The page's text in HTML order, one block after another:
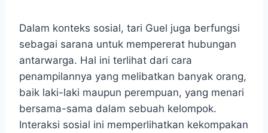
Dalam konteks sosial, tari Guel juga berfungsi
sebagai sarana untuk mempererat hubungan
antarwarga. Hal ini terlihat dari cara
penampilannya yang melibatkan banyak orang,
baik laki-laki maupun perempuan, yang menari
bersama-sama dalam sebuah kelompok.
Interaksi sosial ini memperlihatkan kekompakan